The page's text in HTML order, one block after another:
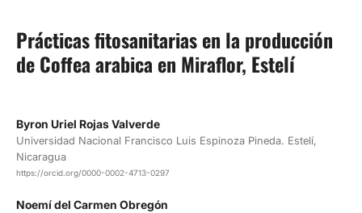
Prácticas fitosanitarias en la producción
de Coffea arabica en Miraflor, Estelí
Byron Uriel Rojas Valverde
Universidad Nacional Francisco Luis Espinoza Pineda. Estelí,
Nicaragua
https://orcid.org/0000-0002-4713-0297
Noemí del Carmen Obregón